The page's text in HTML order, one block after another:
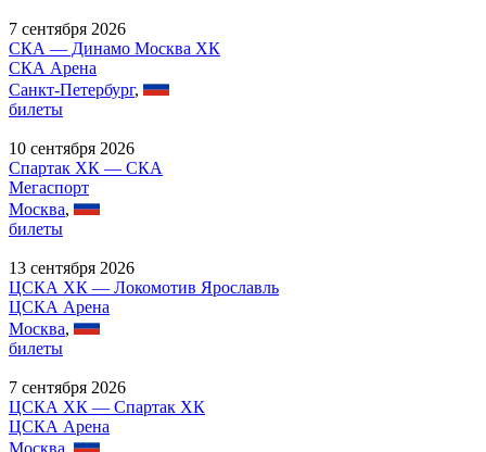
7 сентября 2026
СКА — Динамо Москва ХК
СКА Арена
Санкт-Петербург,
билеты
10 сентября 2026
Спартак ХК — СКА
Мегаспорт
Москва,
билеты
13 сентября 2026
ЦСКА ХК — Локомотив Ярославль
ЦСКА Арена
Москва,
билеты
7 сентября 2026
ЦСКА ХК — Спартак ХК
ЦСКА Арена
Москва